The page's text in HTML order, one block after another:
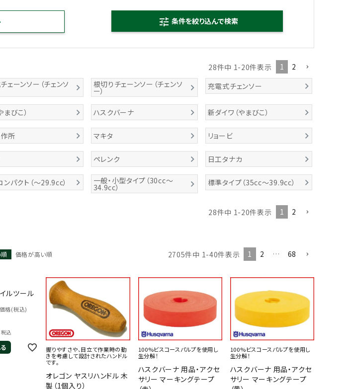
tune 条件を絞り込んで検索
28件中 1 -20件表示 1
2
ェーンソー（チェンソ 根切りチェーンソー（チェンソ
ー） 充電式チェンソー
まびこ） ハスクバーナ 新ダイワ（やまびこ）
所 マキタ リョービ
ペレンク 日工タナカ
ンパクト（～29.9cc） 一般・小型タイプ（30cc～
34.9cc） 標準タイプ（35cc～39.9cc）
28件中 1-20件表示 1 2
価格が高い順 2705件中 1-40件表示 1 2 … 68
ルツール
格(税込)
税込
握りやすさや、目立て作業時の動
きを考慮して設計されたハンドル
です。
オレゴン ヤスリハンドル 木
製（1個入り）
100%ビスコースパルプを使用し
生分解！
ハスクバーナ 用品・アクセ
サリー マーキングテープ
100%ビスコースパルプを使用し
生分解！
ハスクバーナ 用品・アクセ
サリー マーキングテープ